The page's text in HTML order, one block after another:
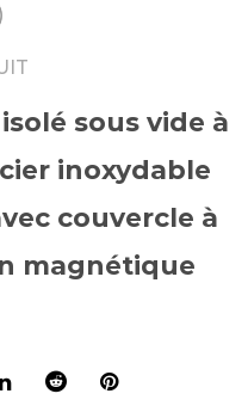
sous vide à
inoxydable
couvercle à
magnétique